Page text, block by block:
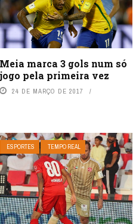
Meia marca 3 gols num só
jogo pela primeira vez
24 DE MARÇO DE 2017
ESPORTES TEMPO REAL